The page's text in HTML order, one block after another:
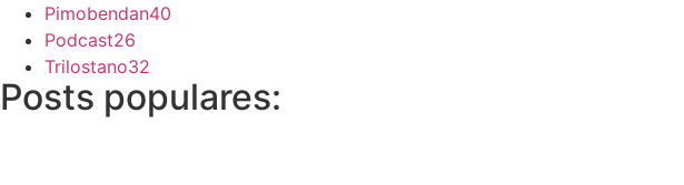
Pimobendan40
Podcast26
Trilostano32
Posts populares: